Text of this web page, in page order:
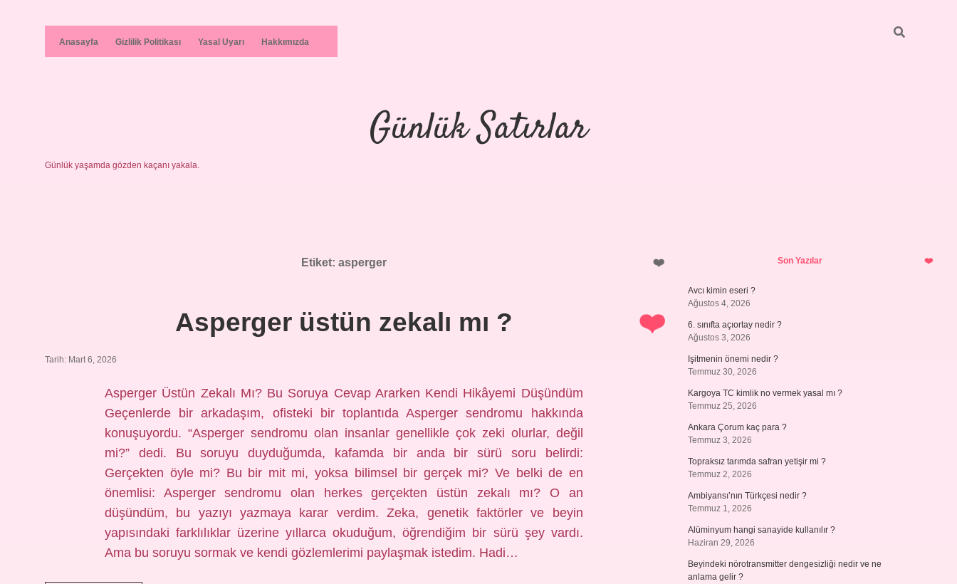
Anasayfa Gizlilik Politikası Yasal Uyarı Hakkımızda
Günlük Satırlar
Günlük yaşamda gözden kaçanı yakala.
Etiket: asperger
Asperger üstün zekalı mı ?
Tarih: Mart 6, 2026
Asperger Üstün Zekalı Mı? Bu Soruya Cevap Ararken Kendi Hikâyemi Düşündüm
Geçenlerde bir arkadaşım, ofisteki bir toplantıda Asperger sendromu hakkında
konuşuyordu. “Asperger sendromu olan insanlar genellikle çok zeki olurlar, değil
mi?” dedi. Bu soruyu duyduğumda, kafamda bir anda bir sürü soru belirdi:
Gerçekten öyle mi? Bu bir mit mi, yoksa bilimsel bir gerçek mi? Ve belki de en
önemlisi: Asperger sendromu olan herkes gerçekten üstün zekalı mı? O an
düşündüm, bu yazıyı yazmaya karar verdim. Zeka, genetik faktörler ve beyin
yapısındaki farklılıklar üzerine yıllarca okuduğum, öğrendiğim bir sürü şey vardı.
Ama bu soruyu sormak ve kendi gözlemlerimi paylaşmak istedim. Hadi…
SidebarSon Yazılar
Avcı kimin eseri ?
Ağustos 4, 2026
6. sınıfta açıortay nedir ?
Ağustos 3, 2026
Işitmenin önemi nedir ?
Temmuz 30, 2026
Kargoya TC kimlik no vermek yasal mı ?
Temmuz 25, 2026
Ankara Çorum kaç para ?
Temmuz 3, 2026
Topraksız tarımda safran yetişir mi ?
Temmuz 2, 2026
Ambiyansı’nın Türkçesi nedir ?
Temmuz 1, 2026
Alüminyum hangi sanayide kullanılır ?
Haziran 29, 2026
Beyindeki nörotransmitter dengesizliği nedir ve ne
anlama gelir ?